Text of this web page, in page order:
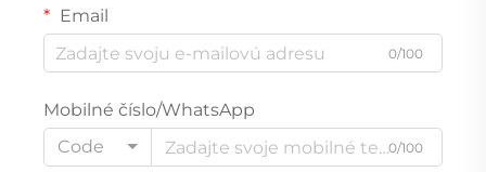
Email
0/100
Mobilné číslo/WhatsApp
Code
0/100